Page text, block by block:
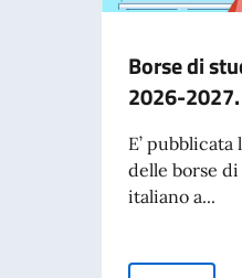
Borse di
2026-
E’
delle borse
italiano a...